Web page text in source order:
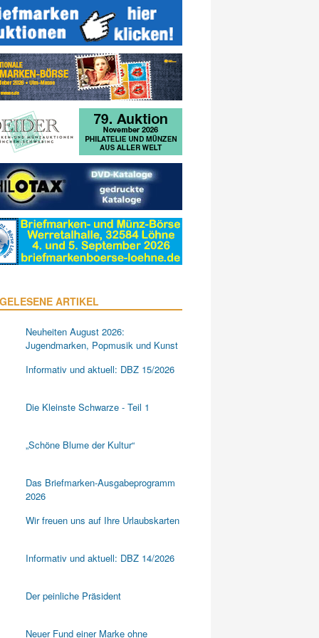
ARTIKEL
Neuheiten August 2026:
Jugendmarken, Popmusik und Kunst
Informativ und aktuell: DBZ 15/2026
Die Kleinste Schwarze - Teil 1
„Schöne Blume der Kultur“
Das Briefmarken-Ausgabeprogramm
2026
Wir freuen uns auf Ihre Urlaubskarten
Informativ und aktuell: DBZ 14/2026
Der peinliche Präsident
Neuer Fund einer Marke ohne